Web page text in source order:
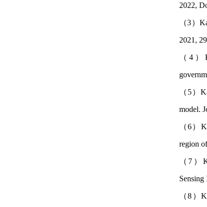
2022,
（3）
2021,
（4）
（5）
model.
（6）
region
（7）
Sensing
（8）